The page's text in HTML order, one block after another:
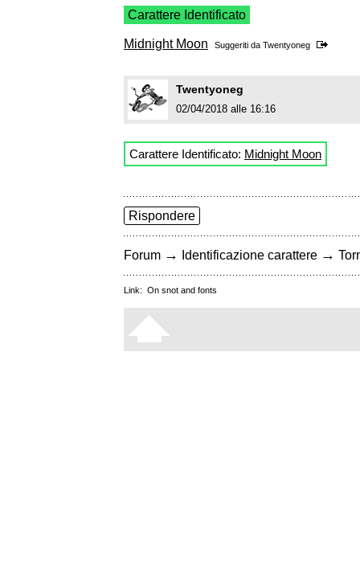
Carattere Identificato
Midnight Moon Suggeriti da Twentyoneg
Twentyoneg
02/04/2018 alle 16:16
Carattere Identificato: Midnight Moon
Rispondere
Forum → Identificazione carattere →
Link: On snot and fonts